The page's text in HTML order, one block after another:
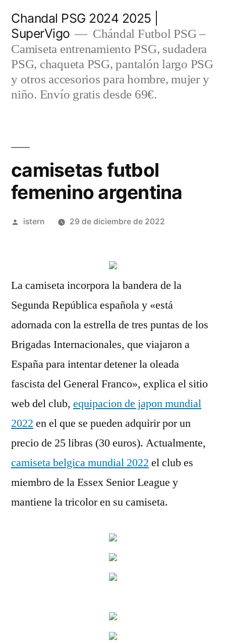
contenido
Chandal PSG 2024 2025 |
SuperVigo
Chándal Futbol PSG –
Camiseta entrenamiento PSG, sudadera
PSG, chaqueta PSG, pantalón largo PSG
y otros accesorios para hombre, mujer y
niño. Envío gratis desde 69€.
camisetas futbol
femenino argentina
Publicado
istern 29 de diciembre de 2022
La camiseta incorpora la bandera de la
Segunda República española y «está
adornada con la estrella de tres puntas de los
Brigadas Internacionales, que viajaron a
España para intentar detener la oleada
fascista del General Franco», explica el sitio
web del club, equipacion de japon mundial
2022 en el que se pueden adquirir por un
precio de 25 libras (30 euros). Actualmente,
camiseta belgica mundial 2022 el club es
miembro de la Essex Senior League y
mantiene la tricolor en su camiseta.